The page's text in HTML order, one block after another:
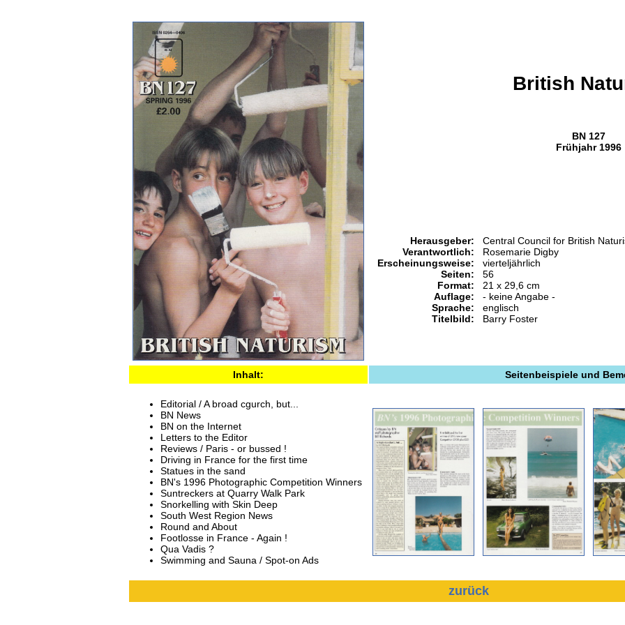
British
BN 127
Frühjahr 1996
Herausgeber:
Verantwortlich:
Erscheinungsweise:
Seiten:
Format:
Auflage:
Sprache:
Titelbild:
Central Council for British
Rosemarie Digby
vierteljährlich
56
21 x 29,6 cm
- keine Angabe -
englisch
Barry Foster
Inhalt: Seitenbeispiele und
Editorial / A broad cgurch, but...
BN News
BN on the Internet
Letters to the Editor
Reviews / Paris - or bussed !
Driving in France for the first time
Statues in the sand
BN's 1996 Photographic Competition Winners
Suntreckers at Quarry Walk Park
Snorkelling with Skin Deep
South West Region News
Round and About
Footlosse in France - Again !
Qua Vadis ?
Swimming and Sauna / Spot-on Ads
zurück